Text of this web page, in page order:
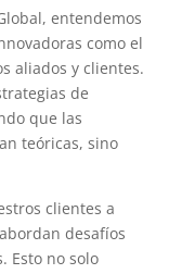
entendemos
como el
aliados y clientes.
de
que las
teóricas, sino
clientes a
desafíos
Esto no solo